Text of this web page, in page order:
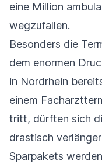
eine Million
wegzufallen.
Besonders die
dem enormen
in Nordrhein
einem
tritt, dürften sich
drastisch
Sparpakets